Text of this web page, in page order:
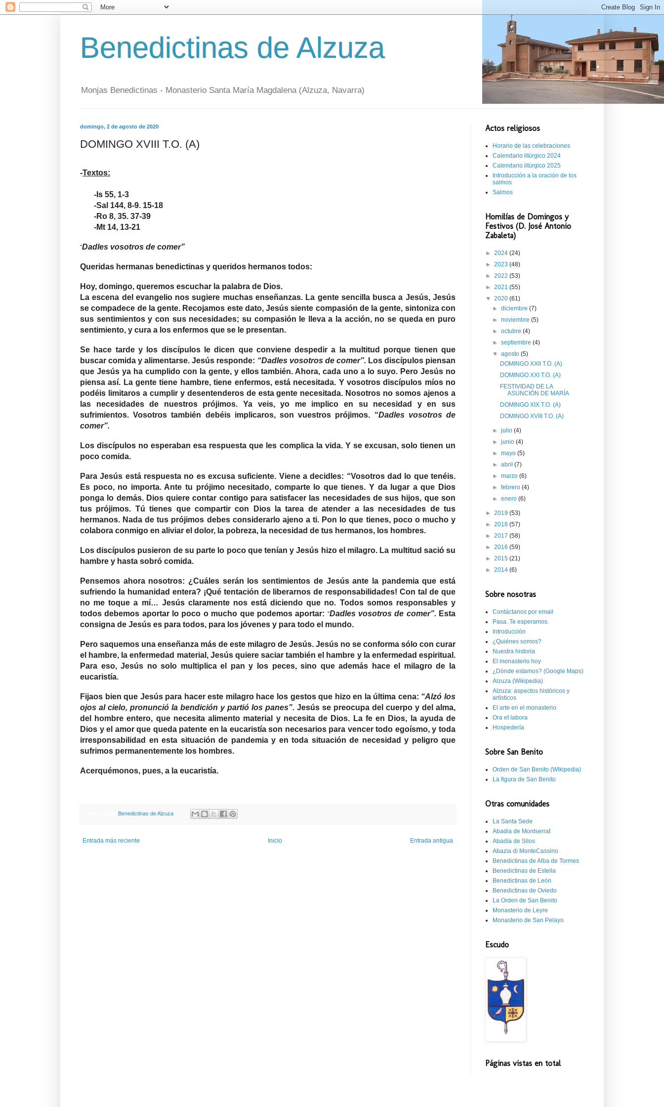
Benedictinas de Alzuza
Monjas Benedictinas - Monasterio Santa María Magdalena (Alzuza, Navarra)
domingo, 2 de agosto de 2020
DOMINGO XVIII T.O. (A)
-Textos:
-Is 55, 1-3
-Sal 144, 8-9. 15-18
-Ro 8, 35. 37-39
-Mt 14, 13-21
“Dadles vosotros de comer”
Queridas hermanas benedictinas y queridos hermanos todos:
Hoy, domingo, queremos escuchar la palabra de Dios.
La escena del evangelio nos sugiere muchas enseñanzas. La gente sencilla busca a Jesús, Jesús
se compadece de la gente. Recojamos este dato, Jesús siente compasión de la gente, sintoniza con
sus sentimientos y con sus necesidades; su compasión le lleva a la acción, no se queda en puro
sentimiento, y cura a los enfermos que se le presentan.
Se hace tarde y los discípulos le dicen que conviene despedir a la multitud porque tienen que
buscar comida y alimentarse. Jesús responde: “Dadles vosotros de comer”. Los discípulos piensan
que Jesús ya ha cumplido con la gente, y ellos también. Ahora, cada uno a lo suyo. Pero Jesús no
piensa así. La gente tiene hambre, tiene enfermos, está necesitada. Y vosotros discípulos míos no
podéis limitaros a cumplir y desentenderos de esta gente necesitada. Nosotros no somos ajenos a
las necesidades de nuestros prójimos. Ya veis, yo me implico en su necesidad y en sus
sufrimientos. Vosotros también debéis implicaros, son vuestros prójimos. “Dadles vosotros de
comer”.
Los discípulos no esperaban esa respuesta que les complica la vida. Y se excusan, solo tienen un
poco comida.
Para Jesús está respuesta no es excusa suficiente. Viene a decidles: “Vosotros dad lo que tenéis.
Es poco, no importa. Ante tu prójimo necesitado, comparte lo que tienes. Y da lugar a que Dios
ponga lo demás. Dios quiere contar contigo para satisfacer las necesidades de sus hijos, que son
tus prójimos. Tú tienes que compartir con Dios la tarea de atender a las necesidades de tus
hermanos. Nada de tus prójimos debes considerarlo ajeno a ti. Pon lo que tienes, poco o mucho y
colabora conmigo en aliviar el dolor, la pobreza, la necesidad de tus hermanos, los hombres.
Los discípulos pusieron de su parte lo poco que tenían y Jesús hizo el milagro. La multitud sació su
hambre y hasta sobró comida.
Pensemos ahora nosotros: ¿Cuáles serán los sentimientos de Jesús ante la pandemia que está
sufriendo la humanidad entera? ¡Qué tentación de liberarnos de responsabilidades! Con tal de que
no me toque a mí… Jesús claramente nos está diciendo que no. Todos somos responsables y
todos debemos aportar lo poco o mucho que podemos aportar: “Dadles vosotros de comer”. Esta
consigna de Jesús es para todos, para los jóvenes y para todo el mundo.
Pero saquemos una enseñanza más de este milagro de Jesús. Jesús no se conforma sólo con curar
el hambre, la enfermedad material, Jesús quiere saciar también el hambre y la enfermedad espiritual.
Para eso, Jesús no solo multiplica el pan y los peces, sino que además hace el milagro de la
eucaristía.
Fijaos bien que Jesús para hacer este milagro hace los gestos que hizo en la última cena: “Alzó los
ojos al cielo, pronunció la bendición y partió los panes”. Jesús se preocupa del cuerpo y del alma,
del hombre entero, que necesita alimento material y necesita de Dios. La fe en Dios, la ayuda de
Dios y el amor que queda patente en la eucaristía son necesarios para vencer todo egoísmo, y toda
irresponsabilidad en esta situación de pandemia y en toda situación de necesidad y peligro que
sufrimos permanentemente los hombres.
Acerquémonos, pues, a la eucaristía.
Benedictinas de Alzuza
Entrada más reciente Entrada antigua
Inicio
Actos religiosos
Horario de las celebraciones
Calendario litúrgico 2024
Calendario litúrgico 2025
Introducción a la oración de los
salmos
Salmos
Homilías de Domingos y
Festivos (D. José Antonio
Zabaleta)
► 2024 (24)
► 2023 (48)
► 2022 (53)
► 2021 (55)
▼ 2020 (61)
►diciembre(7)
►noviembre(5)
►octubre(4)
►septiembre(4)
▼agosto(5)
DOMINGO XXII T.O. (A)
DOMINGO XXI T.O. (A)
FESTIVIDAD DE LA
ASUNCIÓN DE MARÍA
DOMINGO XIX T.O. (A)
DOMINGO XVIII T.O. (A)
►julio(4)
►junio(4)
►mayo(5)
►abril(7)
►marzo(6)
►febrero(4)
►enero(6)
► 2019 (53)
► 2018 (57)
► 2017 (58)
► 2016 (59)
► 2015 (21)
► 2014 (6)
Sobre nosotras
Contáctanos por email
Pasa. Te esperamos.
Introducción
¿Quiénes somos?
Nuestra historia
El monasterio hoy
¿Dónde estamos? (Google Maps)
Alzuza (Wikipedia)
Alzuza: aspectos históricos y
artísticos
El arte en el monasterio
Ora et labora
Hospedería
Sobre San Benito
Orden de San Benito (Wikipedia)
La figura de San Benito
Otras comunidades
La Santa Sede
Abadia de Montserrat
Abadía de Silos
Abazia di MonteCassino
Benedictinas de Alba de Tormes
Benedictinas de Estella
Benedictinas de León
Benedictinas de Oviedo
La Orden de San Benito
Monasterio de Leyre
Monasterio de San Pelayo
Escudo
Páginas vistas en total